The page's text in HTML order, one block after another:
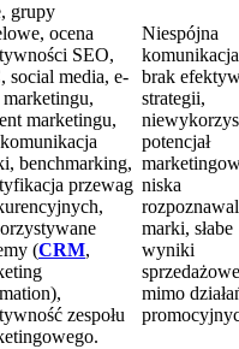
grupy
ocena
SEO,
social media, e-
marketingu,
benchmarking,
przewag
(CRM,
zespołu
Niespójna
brak
strategii,
potencjał
niska
marki, słabe
wyniki
sprzedażowe
mimo